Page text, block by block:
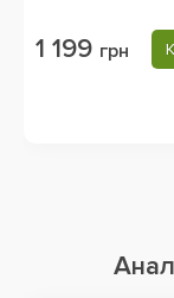
1 199 грн